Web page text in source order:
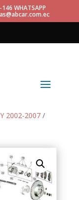
WHATSAPP
2002-2007/